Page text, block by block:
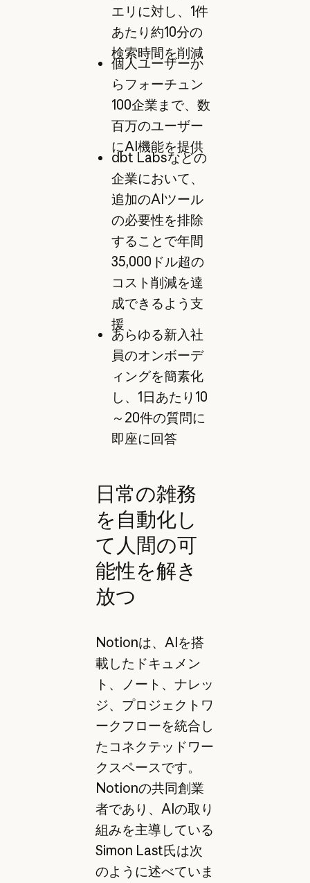
エリに対し、1件
あたり約10分の
検索時間を削減
個人ユーザーか
らフォーチュン
100企業まで、数
百万のユーザー
にAI機能を提供
dbt Labsなどの
企業において、
追加のAIツール
の必要性を排除
することで年間
35,000ドル超の
コスト削減を達
成できるよう支
援
あらゆる新入社
員のオンボーデ
ィングを簡素化
し、1日あたり10
～20件の質問に
即座に回答
日常の雑務
を自動化し
て人間の可
能性を解き
放つ
Notionは、AIを搭
載したドキュメン
ト、ノート、ナレッ
ジ、プロジェクトワ
ークフローを統合し
たコネクテッドワー
クスペースです。
Notionの共同創業
者であり、AIの取り
組みを主導している
Simon Last氏は次
のように述べていま